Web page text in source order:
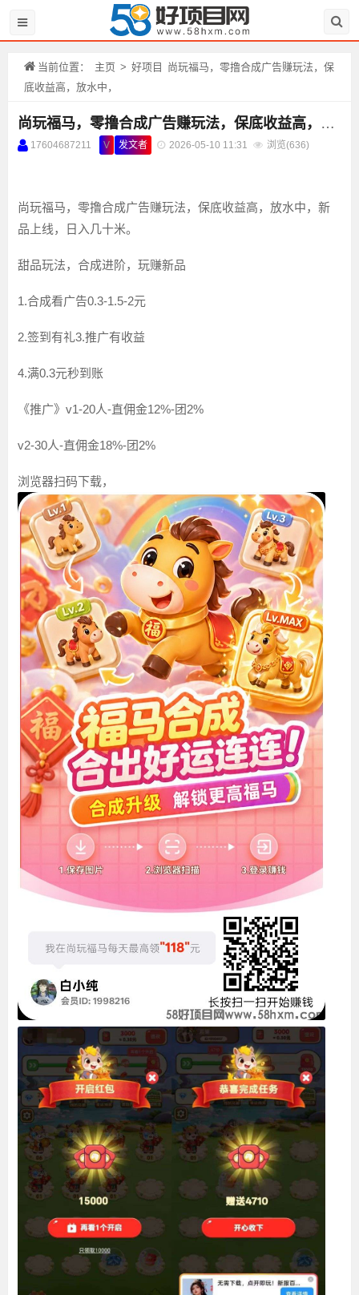
当前位置： 主页 > 好项目
尚玩福马，零撸合成广告赚玩法，保
底收益高，放水中，
尚玩福马，零撸合成广告赚玩法，保底收益高，放水中，
17604687211 V 发文者 2026-05-10 11:31 浏览(636)
尚玩福马，零撸合成广告赚玩法，保底收益高，放水中，新
品上线，日入几十米。
甜品玩法，合成进阶，玩赚新品
1.合成看广告0.3-1.5-2元
2.签到有礼3.推广有收益
4.满0.3元秒到账
《推广》v1-20人-直佣金12%-团2%
v2-30人-直佣金18%-团2%
浏览器扫码下载，